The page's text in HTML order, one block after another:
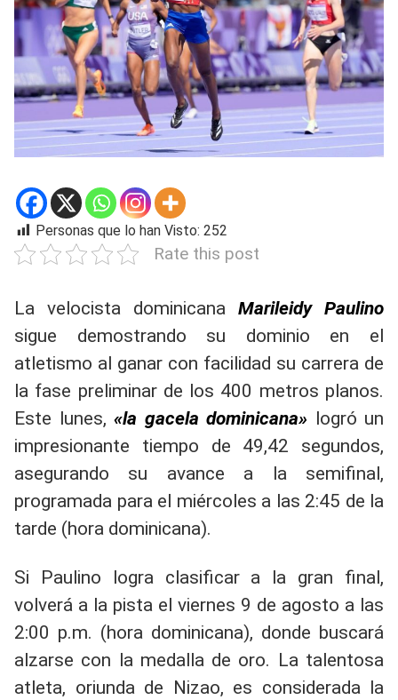
Personas que lo han Visto: 252
Rate this post
La velocista dominicana Marileidy Paulino
sigue demostrando su dominio en el
atletismo al ganar con facilidad su carrera de
la fase preliminar de los 400 metros planos.
Este lunes, «la gacela dominicana» logró un
impresionante tiempo de 49,42 segundos,
asegurando su avance a la semifinal,
programada para el miércoles a las 2:45 de la
tarde (hora dominicana).
Si Paulino logra clasificar a la gran final,
volverá a la pista el viernes 9 de agosto a las
2:00 p.m. (hora dominicana), donde buscará
alzarse con la medalla de oro. La talentosa
atleta, oriunda de Nizao, es considerada la